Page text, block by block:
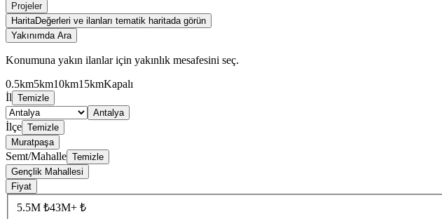
Projeler
HaritaDeğerleri ve ilanları tematik haritada görün
Yakınımda Ara
Konumuna yakın ilanlar için yakınlık mesafesini seç.
0.5km5km10km15kmKapalı
İl Temizle
Antalya
İlçe Temizle
Muratpaşa
Semt/Mahalle Temizle
Gençlik Mahallesi
Fiyat
5.5M ₺43M+ ₺